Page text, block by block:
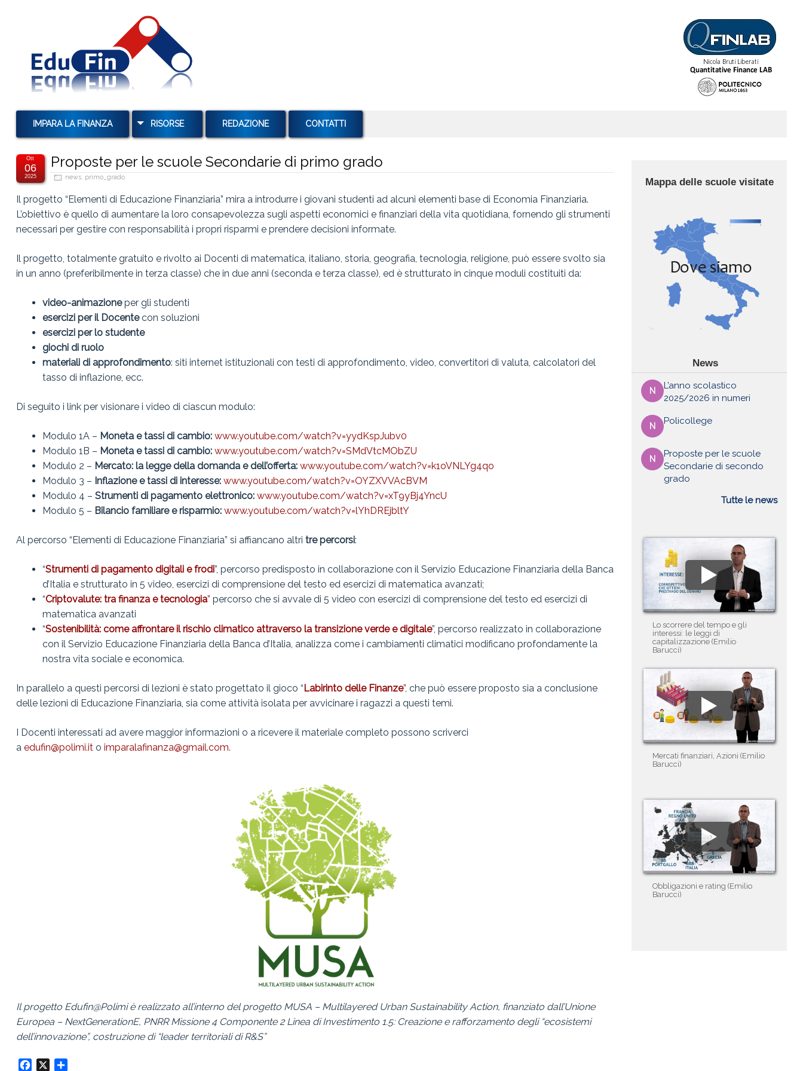
IMPARA LA FINANZA RISORSE
TAN E TAEG
TASSI DI INTERESSE E
CAPITALIZZAZIONE
FRONTIERA DEI
QUIZ
REDAZIONE CONTATTI
Proposte per le scuole Secondarie di primo grado
news, primo_grado
Ott
06
2025
Il progetto “Elementi di Educazione Finanziaria” mira a introdurre i giovani studenti ad alcuni elementi base di Economia Finanziaria.
L’obiettivo è quello di aumentare la loro consapevolezza sugli aspetti economici e finanziari della vita quotidiana, fornendo gli strumenti
necessari per gestire con responsabilità i propri risparmi e prendere decisioni informate.
Il progetto, totalmente gratuito e rivolto ai Docenti di matematica, italiano, storia, geografia, tecnologia, religione, può essere svolto sia
in un anno (preferibilmente in terza classe) che in due anni (seconda e terza classe), ed è strutturato in cinque moduli costituiti da:
video-animazioneper gli studenti
esercizi per il Docentecon soluzioni
esercizi per lo studente
giochi di ruolo
materiali di approfondimento: siti internet istituzionali con testi di approfondimento, video, convertitori di valuta, calcolatori del
tasso di inflazione, ecc.
Di seguito i link per visionare i video di ciascun modulo:
Modulo 1A – Moneta e tassi di cambio: www.youtube.com/watch?v=yydKspJubv0
Modulo 1B – Moneta e tassi di cambio: www.youtube.com/watch?v=SMdVtcMObZU
Modulo 2 – Mercato: la legge della domanda e dell’offerta: www.youtube.com/watch?v=k1oVNLYg4qo
Modulo 3 – Inflazione e tassi di interesse: www.youtube.com/watch?v=OYZXVVAcBVM
Modulo 4 – Strumenti di pagamento elettronico: www.youtube.com/watch?v=xT9yBj4YncU
Modulo 5 – Bilancio familiare e risparmio: www.youtube.com/watch?v=lYhDREjbltY
Al percorso “Elementi di Educazione Finanziaria” si affiancano altri tre percorsi:
“Strumenti di pagamento digitali e frodi”, percorso predisposto in collaborazione con il Servizio Educazione Finanziaria della Banca
d’Italia e strutturato in 5 video, esercizi di comprensione del testo ed esercizi di matematica avanzati;
“Criptovalute: tra finanza e tecnologia” percorso che si avvale di 5 video con esercizi di comprensione del testo ed esercizi di
matematica avanzati
“Sostenibilità: come affrontare il rischio climatico attraverso la transizione verde e digitale”, percorso realizzato in collaborazione
con il Servizio Educazione Finanziaria della Banca d’Italia, analizza come i cambiamenti climatici modificano profondamente la
nostra vita sociale e economica.
In parallelo a questi percorsi di lezioni è stato progettato il gioco “ Labirinto delle Finanze”, che può essere proposto sia a conclusione
delle lezioni di Educazione Finanziaria, sia come attività isolata per avvicinare i ragazzi a questi temi.
I Docenti interessati ad avere maggior informazioni o a ricevere il materiale completo possono scriverci
a edufin@polimi.ito imparalafinanza@gmail.com.
Il progetto Edufin@Polimi è realizzato all’interno del progetto MUSA – Multilayered Urban Sustainability Action, finanziato dall’Unione
Europea – NextGenerationE, PNRR Missione 4 Componente 2 Linea di Investimento 1.5: Creazione e rafforzamento degli “ecosistemi
dell’innovazione”, costruzione di “leader territoriali di R&S”
Facebook
Mappa delle scuole visitate
News
N
L’anno scolastico
2025/2026 in numeri
N Policollege
N
Proposte per le scuole
Secondarie di secondo
grado
Tutte le news
Lo scorrere del tempo e gli
interessi: le leggi di
capitalizzazione (Emilio
Barucci)
Mercati finanziari, Azioni (Emilio
Barucci)
Obbligazioni e rating (Emilio
Barucci)